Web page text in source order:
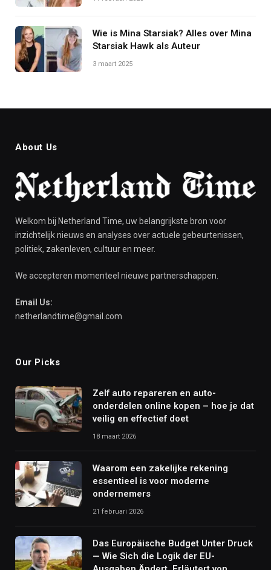
Wie is Mina Starsiak? Alles over Mina
Starsiak Hawk als Auteur
3 maart 2025
About Us
Welkom bij Netherland Time, uw belangrijkste bron voor
inzichtelijk nieuws en analyses over actuele gebeurtenissen,
politiek, zakenleven, cultuur en meer.
We accepteren momenteel nieuwe partnerschappen.
Email Us:
netherlandtime@gmail.com
Our Picks
Zelf auto repareren en auto-
onderdelen online kopen – hoe je dat
veilig en effectief doet
18 maart 2026
Waarom een zakelijke rekening
essentieel is voor moderne
ondernemers
21 februari 2026
Das Europäische Budget Unter Druck
— Wie Sich die Logik der EU-